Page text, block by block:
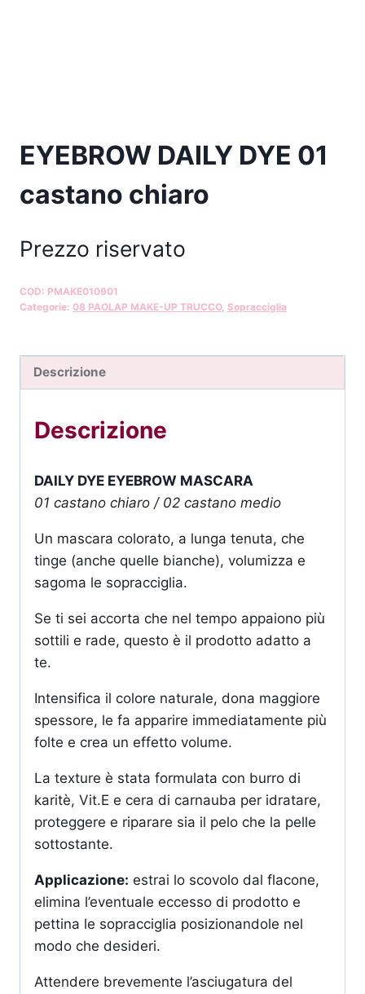
EYEBROW DAILY DYE 01
castano chiaro
Prezzo riservato
COD: PMAKE010901
Categorie: 08 PAOLAP MAKE-UP TRUCCO, Sopracciglia
Descrizione
Descrizione
DAILY DYE EYEBROW MASCARA
01 castano chiaro / 02 castano medio
Un mascara colorato, a lunga tenuta, che
tinge (anche quelle bianche), volumizza e
sagoma le sopracciglia.
Se ti sei accorta che nel tempo appaiono più
sottili e rade, questo è il prodotto adatto a
te.
Intensifica il colore naturale, dona maggiore
spessore, le fa apparire immediatamente più
folte e crea un effetto volume.
La texture è stata formulata con burro di
karitè, Vit.E e cera di carnauba per idratare,
proteggere e riparare sia il pelo che la pelle
sottostante.
Applicazione: estrai lo scovolo dal flacone,
elimina l’eventuale eccesso di prodotto e
pettina le sopracciglia posizionandole nel
modo che desideri.
Attendere brevemente l’asciugatura del